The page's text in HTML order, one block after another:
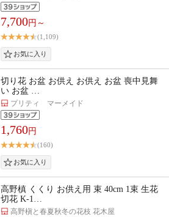
7,700円～
(1,109)
切り花 お盆 お供え お供え お盆 喪中見舞
い お盆 …
プリティ マーメイド
1,760円
(160)
高野槙 くくり お供え用 束 40cm 1束 生花
切花 K-1…
高野槇と春夏秋冬の花枝 花木屋